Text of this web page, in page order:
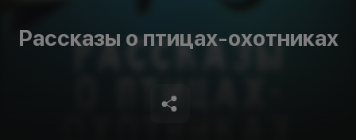
Рассказы о птицах-охотниках